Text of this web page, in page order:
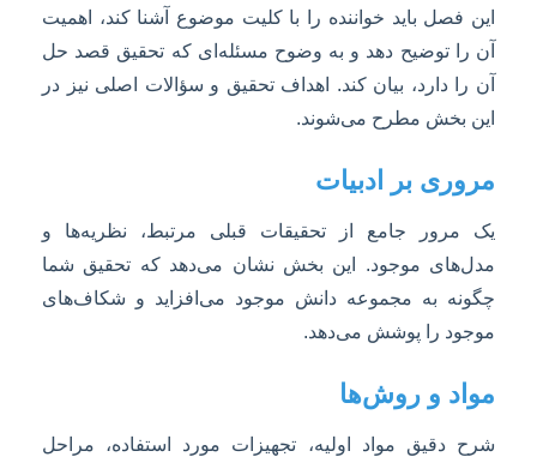
این فصل باید خواننده را با کلیت موضوع آشنا کند، اهمیت
آن را توضیح دهد و به وضوح مسئله‌ای که تحقیق قصد حل
آن را دارد، بیان کند. اهداف تحقیق و سؤالات اصلی نیز در
این بخش مطرح می‌شوند.
مروری بر ادبیات
یک مرور جامع از تحقیقات قبلی مرتبط، نظریه‌ها و
مدل‌های موجود. این بخش نشان می‌دهد که تحقیق شما
چگونه به مجموعه دانش موجود می‌افزاید و شکاف‌های
موجود را پوشش می‌دهد.
مواد و روش‌ها
شرح دقیق مواد اولیه، تجهیزات مورد استفاده، مراحل